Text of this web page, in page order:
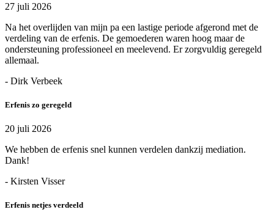
27 juli 2026
Na het overlijden van mijn pa een lastige periode afgerond met de
verdeling van de erfenis. De gemoederen waren hoog maar de
ondersteuning professioneel en meelevend. Er zorgvuldig geregeld
allemaal.
- Dirk Verbeek
Erfenis zo geregeld
20 juli 2026
We hebben de erfenis snel kunnen verdelen dankzij mediation.
Dank!
- Kirsten Visser
Erfenis netjes verdeeld